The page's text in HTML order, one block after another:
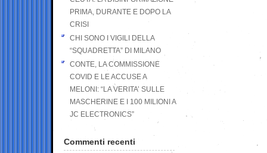
PRIMA, DURANTE E DOPO LA
CRISI
CHI SONO I VIGILI DELLA
“SQUADRETTA” DI MILANO
CONTE, LA COMMISSIONE
COVID E LE ACCUSE A
MELONI: “LA VERITA’ SULLE
MASCHERINE E I 100 MILIONI A
JC ELECTRONICS”
Commenti recenti